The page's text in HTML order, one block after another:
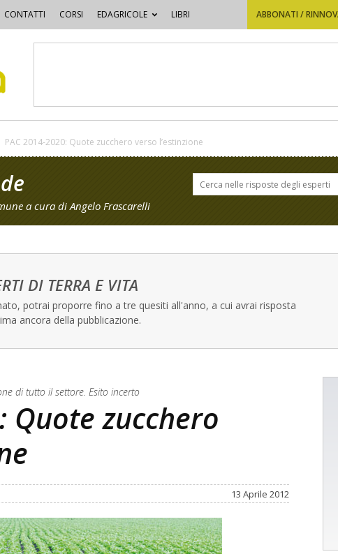
CONTATTI CORSI EDAGRICOLE LIBRI ABBONATI /
PAC 2014-2020: Quote zucchero verso l’estinzione
a cura di Angelo Frascarelli
DI TERRA E VITA
potrai proporre fino a tre quesiti all'anno, a cui avrai risposta
ancora della pubblicazione.
di tutto il settore. Esito incerto
Quote zucchero
13 Aprile 2012